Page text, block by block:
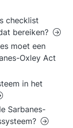
checklist
bereiken?
moet een
Oxley Act
in het
Sarbanes-